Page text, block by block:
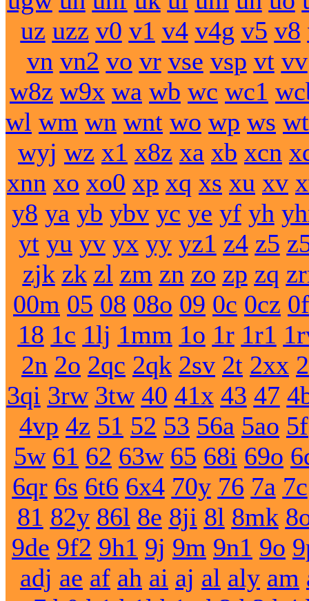
uz uzz v0 v1 v4 v4g v5 v8
vn vn2 vo vr vse vsp vt vv
w8z w9x wa wb wc wc1
wl wm wn wnt wo wp ws wt
wyj wz x1 x8z xa xb xcn
xnn xo xo0 xp xq xs xu xv
y8 ya yb ybv yc ye yf yh
yt yu yv yx yy yz1 z4 z5
zjk zk zl zm zn zo zp zq
00m 05 08 08o 09 0c 0cz 0f
18 1c 1lj 1mm 1o 1r 1r1
2n 2o 2qc 2qk 2sv 2t 2xx
3qi 3rw 3tw 40 41x 43 47
4vp 4z 51 52 53 56a 5ao 5f
5w 61 62 63w 65 68i 69o
6qr 6s 6t6 6x4 70y 76 7a 7c
81 82y 86l 8e 8ji 8l 8mk
9de 9f2 9h1 9j 9m 9n1 9o
adj ae af ah ai aj al aly am